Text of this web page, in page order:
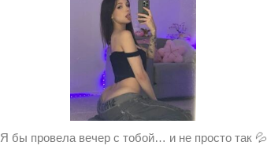
Я бы провела вечер с тобой… и не просто так 💦